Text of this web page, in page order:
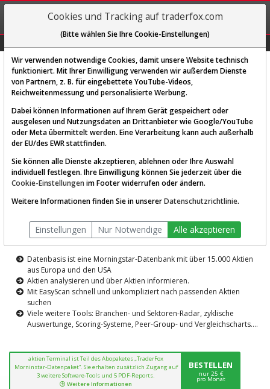
REGIS-
TRIEREN
Diese Funktion ist nur für
AKTIEN-TERMINAL
Die Aktienanalyse-Plattform von
TraderFox
Datenbasis ist eine Morningstar-Datenbank mit über 15.000 Aktien
aus Europa und den USA
Aktien analysieren und über Aktien informieren.
Mit EasyScan schnell und unkompliziert nach passenden Aktien
suchen
Viele weitere Tools: Branchen- und Sektoren-Radar, zyklische
Auswertunge, Scoring-Systeme, Peer-Group- und Vergleichscharts....
aktien Terminal ist Teil des Abopaketes „TraderFox
Morninstar-Datenpaket“. Sie erhalten zusätzlich Zugang auf
3 weitere Software-Tools und 5 PDF-Reports.
Weitere Informationen
BESTELLEN
nur 25 €
pro Monat
Cookies und Tracking auf traderfox.com
(Bitte wählen Sie Ihre Cookie-Einstellungen)
Wir verwenden notwendige Cookies, damit unsere Website technisch
funktioniert. Mit Ihrer Einwilligung verwenden wir außerdem Dienste
von Partnern, z. B. für eingebettete YouTube-Videos,
Reichweitenmessung und personalisierte Werbung.
Dabei können Informationen auf Ihrem Gerät gespeichert oder
ausgelesen und Nutzungsdaten an Drittanbieter wie Google/YouTube
oder Meta übermittelt werden. Eine Verarbeitung kann auch außerhalb
der EU/des EWR stattfinden.
Sie können alle Dienste akzeptieren, ablehnen oder Ihre Auswahl
individuell festlegen. Ihre Einwilligung können Sie jederzeit über die
Cookie-Einstellungen im Footer widerrufen oder ändern.
Weitere Informationen finden Sie in unsererDatenschutzrichtlinie.
Einstellungen Nur Notwendige Alle akzeptieren